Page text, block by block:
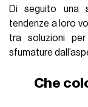
Di seguito una
tendenze a loro
tra soluzioni
sfumature
Che